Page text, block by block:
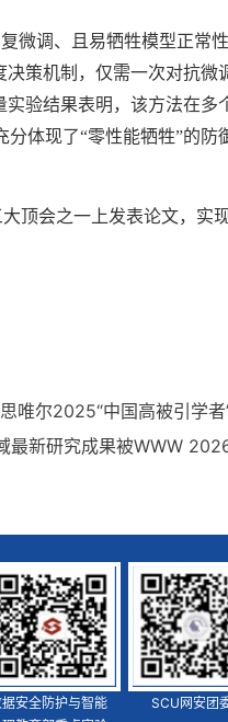
微调、且易牺牲模型正常
策机制，仅需一次对抗微
验结果表明，该方法在多
分体现了“零性能牺牲”的防
顶会之一上发表论文，实
唯尔2025“中国高被引学者
最新研究成果被WWW
安全防护与智能
SCU网安团